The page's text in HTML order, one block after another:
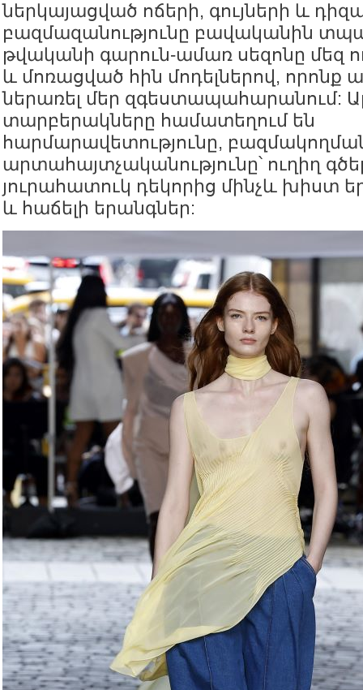
ներկայացված ոճերի, գույների և
բազմազանությունը բավականին
թվականի գարուն-ամառ սեզոնը մեզ
և մոռացված հին մոդելներով, որոնք
ներառել մեր զգեստապահարանում:
տարբերակները համատեղում են
հարմարավետությունը,
արտահայտչականությունը՝ ուղիղ
յուրահատուկ դեկորից մինչև խիստ
և հաճելի երանգներ: